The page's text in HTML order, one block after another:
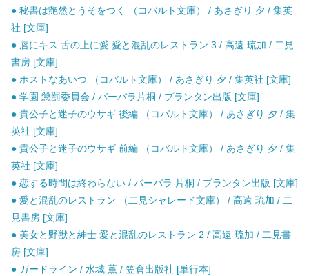
● 秘書は艶然とうそをつく （コバルト文庫） / あさぎり 夕 / 集英
社 [文庫]
● 唇にキス 舌の上に愛 愛と混乱のレストラン 3 / 高遠 琉加 / 二見
書房 [文庫]
● ホストなあいつ （コバルト文庫） / あさぎり 夕 / 集英社 [文庫]
● 学園 懲罰委員会 / バーバラ片桐 / プランタン出版 [文庫]
● 貴公子と迷子のウサギ 後編 （コバルト文庫） / あさぎり 夕 / 集
英社 [文庫]
● 貴公子と迷子のウサギ 前編 （コバルト文庫） / あさぎり 夕 / 集
英社 [文庫]
● 恋する時間は終わらない / バーバラ 片桐 / プランタン出版 [文庫]
● 愛と混乱のレストラン （二見シャレード文庫） / 高遠 琉加 / 二
見書房 [文庫]
● 美女と野獣と紳士 愛と混乱のレストラン 2 / 高遠 琉加 / 二見書
房 [文庫]
● ガードライン / 水城 薫 / 笠倉出版社 [単行本]